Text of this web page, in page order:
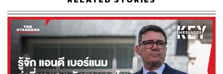
ภาคบังคับ อัตรา 3,000 บาทต่อคนต่อปีการศึกษา พบปัญหา
เงินเฟ้อทำให้มูลค่าที่แท้จริงของทุนเสมอภาคเหลือเพียง
2,728 บาท จึงมีโอกาสสูงมากที่ครัวเรือนยากจนจะได้รับผลก
ระทบจากอัตราเงินเฟ้อที่สูงขึ้นมากในปีนี้ อันจะนำไปสู่ความ
เสี่ยงที่บุตรหลานจะหลุดออกจากระบบการศึกษา ทำให้ความ
ยากจนถูกส่งต่อจากรุ่นสู่รุ่น” ดร.ประสารกล่าว